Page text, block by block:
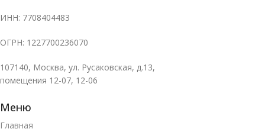
ИНН: 7708404483
ОГРН: 1227700236070
107140, Москва, ул. Русаковская, д.13,
помещения 12-07, 12-06
Меню
Главная